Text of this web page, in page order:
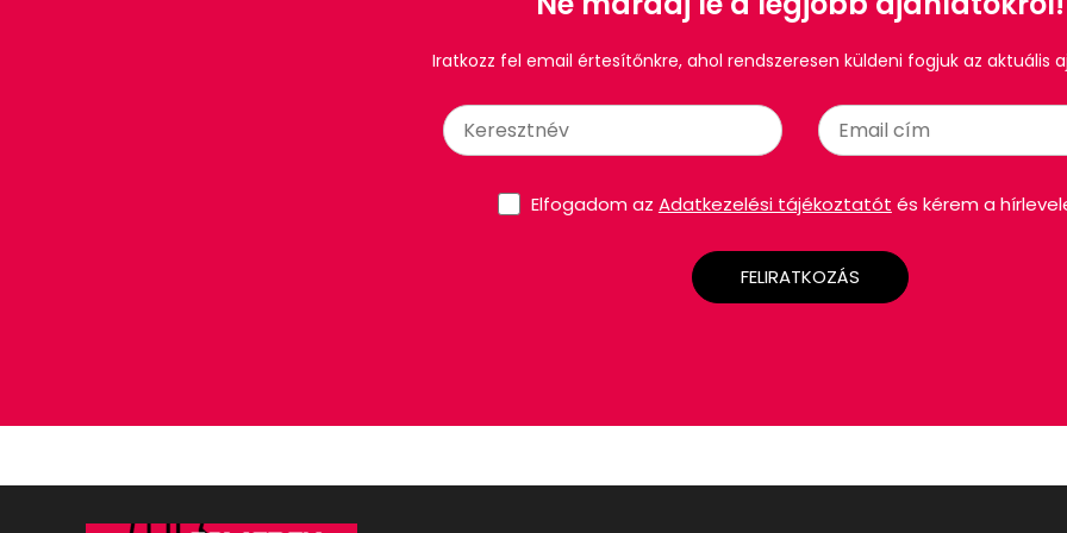
Iratkozz fel email értesítőnkre, ahol rendszeresen küldeni fogjuk az aktuális
Elfogadom az Adatkezelési tájékoztatót és kérem a
FELIRATKOZÁS